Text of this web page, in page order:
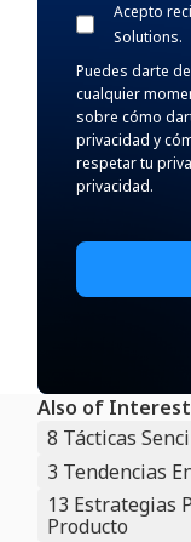
Acepto
Solutions.
Puedes darte
cualquier
sobre cómo
privacidad y
respetar tu
privacidad.
Also of Interest
8 Tácticas
3 Tendencias
13 Estrategias
Producto